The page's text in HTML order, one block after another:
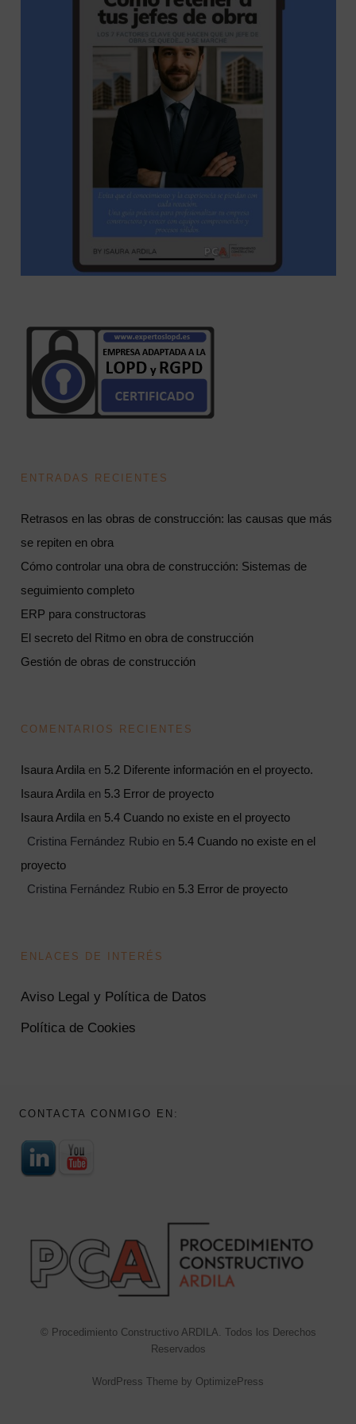
ENTRADAS RECIENTES
Retrasos en las obras de construcción: las causas que más
se repiten en obra
Cómo controlar una obra de construcción: Sistemas de
seguimiento completo
ERP para constructoras
El secreto del Ritmo en obra de construcción
Gestión de obras de construcción
COMENTARIOS RECIENTES
Isaura Ardila en 5.2 Diferente información en el proyecto.
Isaura Ardila en 5.3 Error de proyecto
Isaura Ardila en 5.4 Cuando no existe en el proyecto
Cristina Fernández Rubioen 5.4 Cuando no existe en el
proyecto
Cristina Fernández Rubioen 5.3 Error de proyecto
ENLACES DE INTERÉS
Aviso Legal y Política de Datos
Política de Cookies
CONTACTA CONMIGO EN:
© Procedimiento Constructivo ARDILA. Todos los Derechos
Reservados
WordPress Theme by OptimizePress